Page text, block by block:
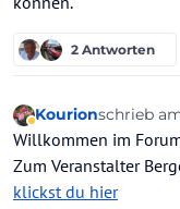
2 Antworten
Abwesend
Kourionschrieb
zuletzt
Willkommen im
Zum Veranstalter
klickst du hier